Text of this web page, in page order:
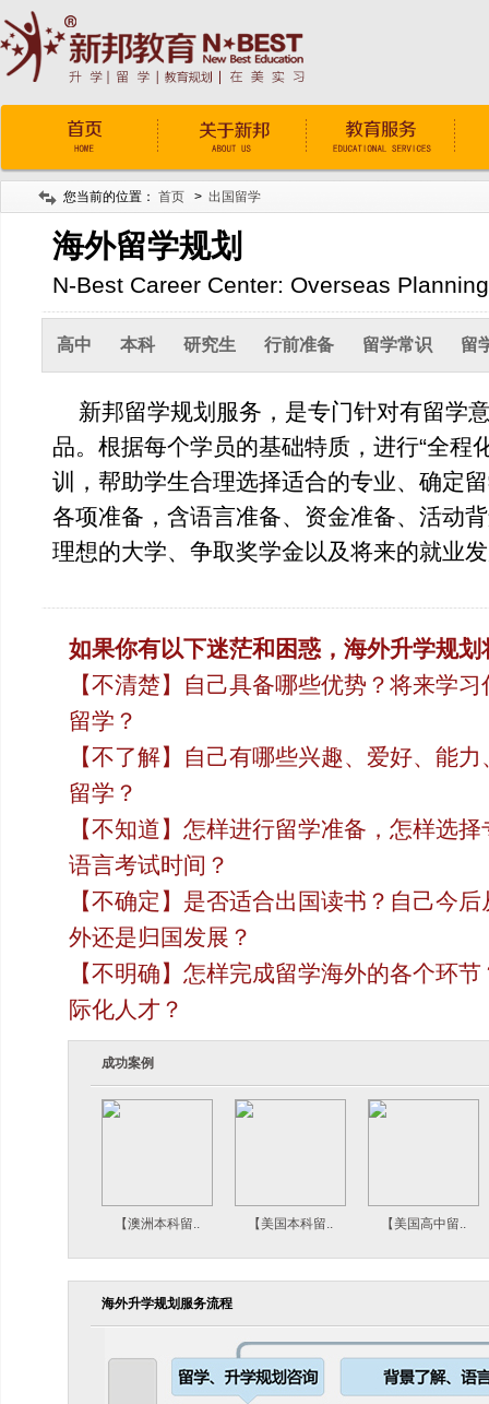
您当前的位置： 首页 > 出国留学
海外留学规划
N-Best Career Center: Overseas Planning
高中 本科 研究生 行前准备 留学常识 留
新邦留学规划服务，是专门针对有留学
品。根据每个学员的基础特质，进行“全程
训，帮助学生合理选择适合的专业、确定
各项准备，含语言准备、资金准备、活动
理想的大学、争取奖学金以及将来的就业
如果你有以下迷茫和困惑，海外升学规
【不清楚】自己具备哪些优势？将来学
留学？
【不了解】自己有哪些兴趣、爱好、能
留学？
【不知道】怎样进行留学准备，怎样选
语言考试时间？
【不确定】是否适合出国读书？自己今
外还是归国发展？
【不明确】怎样完成留学海外的各个环
际化人才？
成功案例
【澳洲本科留.. 【美国本科留.. 【美国高中留..
海外升学规划服务流程